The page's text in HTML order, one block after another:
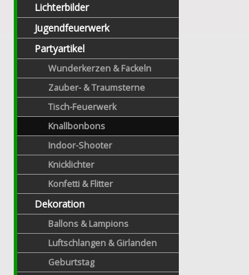
Lichterbilder
Jugendfeuerwerk
Partyartikel
Wunderkerzen & Fackeln
Zauber- & Traumsterne
Tisch-Feuerwerk
Knallbonbons
Indoor-Shooter
Knicklichter
Konfetti & Flitter
Dekoration
Ballons & Lampions
Luftschlangen & Girlanden
Geburtstag